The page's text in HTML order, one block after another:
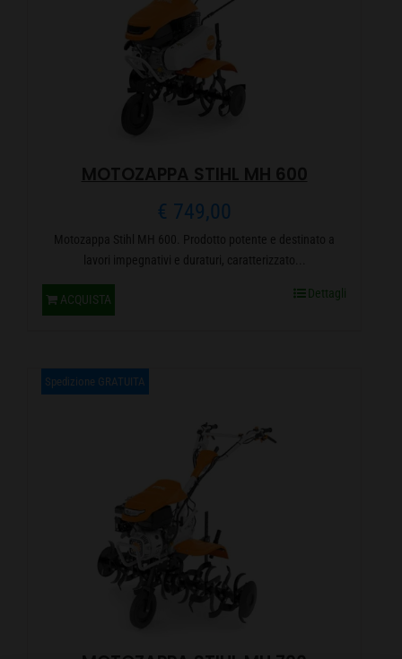
MOTOZAPPA STIHL MH 600
€ 749,00
Motozappa Stihl MH 600. Prodotto potente e destinato a
lavori impegnativi e duraturi, caratterizzato...
ACQUISTA Dettagli
Spedizione GRATUITA